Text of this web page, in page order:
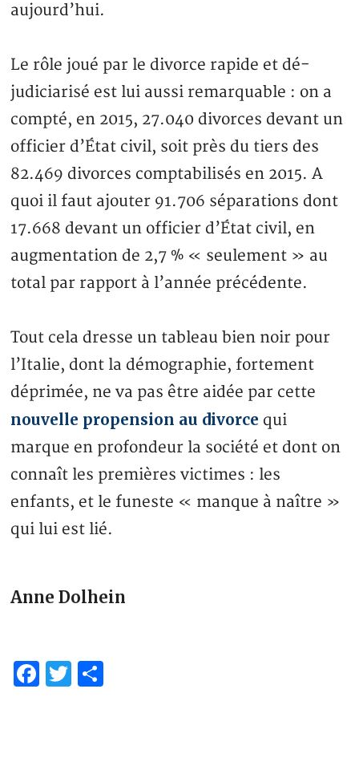
aujourd’hui.
Le rôle joué par le divorce rapide et dé-
judiciarisé est lui aussi remarquable : on a
compté, en 2015, 27.040 divorces devant un
officier d’État civil, soit près du tiers des
82.469 divorces comptabilisés en 2015. A
quoi il faut ajouter 91.706 séparations dont
17.668 devant un officier d’État civil, en
augmentation de 2,7 % « seulement » au
total par rapport à l’année précédente.
Tout cela dresse un tableau bien noir pour
l’Italie, dont la démographie, fortement
déprimée, ne va pas être aidée par cette
nouvelle propension au divorce qui
marque en profondeur la société et dont on
connaît les premières victimes : les
enfants, et le funeste « manque à naître »
qui lui est lié.
Anne Dolhein
Facebook
Twitter